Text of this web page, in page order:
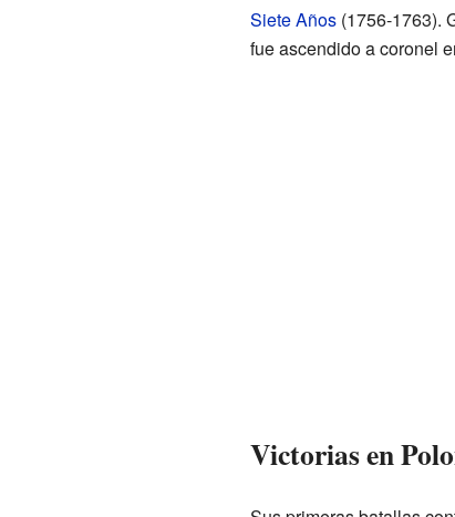
Siete Años(1756-1763).
fue ascendido a coronel
Victorias en